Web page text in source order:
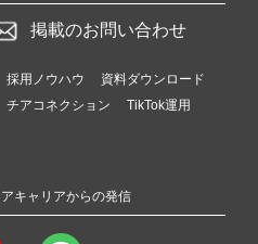
掲載のお問い合わせ
採用ノウハウ
資料ダウンロード
チアコネクション
TikTok運用
キャリアからの発信